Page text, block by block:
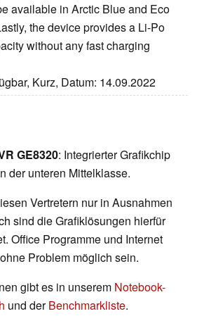
available in Arctic Blue and Eco
the device provides a Li-Po
without any fast charging
Kurz, Datum: 14.09.2022
GE8320: Integrierter Grafikchip
der unteren Mittelklasse.
Vertretern nur in Ausnahmen
sind die Grafiklösungen hierfür
Office Programme und Internet
Problem möglich sein.
gibt es in unserem Notebook-
und derBenchmarkliste.